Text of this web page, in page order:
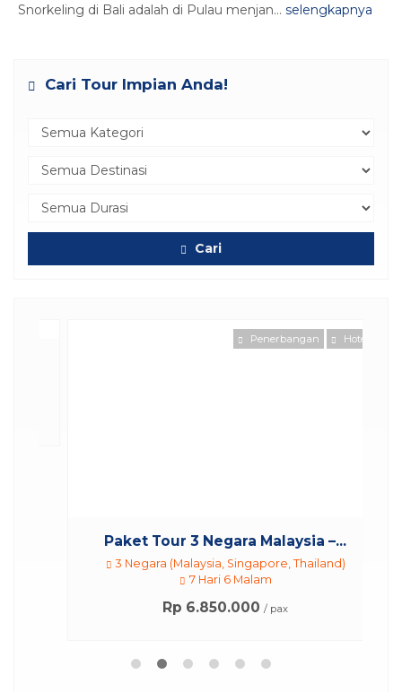
Snorkeling di Bali adalah di Pulau menjan... selengkapnya
Cari Tour Impian Anda!
Cari
Penerbangan Hotel